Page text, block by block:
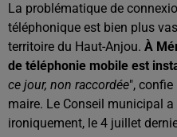
La problématique de
téléphonique est bien plus
territoire du Haut-Anjou. À
de téléphonie mobile est
ce jour, non raccordée",
maire. Le Conseil municipal
ironiquement, le 4 juillet